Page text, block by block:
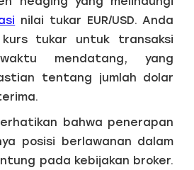
nilai tukar EUR/USD. Anda
tukar untuk transaksi
mendatang, yang
tentang jumlah dolar
bahwa penerapan
posisi berlawanan dalam
pada kebijakan broker.